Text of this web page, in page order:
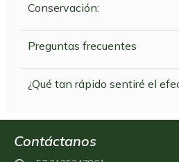
Conservación:
Preguntas frecuentes
¿Qué tan rápido sentiré el
Contáctanos